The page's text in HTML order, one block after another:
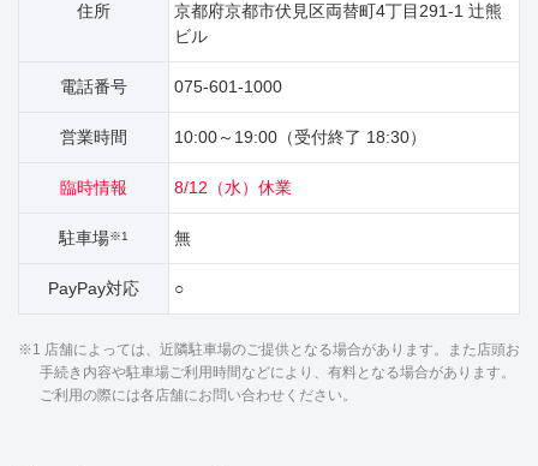
住所
京都府京都市伏見区両替町4丁目291‐1 辻熊
ビル
電話番号 075-601-1000
営業時間 10:00～19:00（受付終了 18:30）
臨時情報 8/12（水）休業
駐車場※1 無
PayPay対応 ○
※1 店舗によっては、近隣駐車場のご提供となる場合があります。また店頭お
手続き内容や駐車場ご利用時間などにより、有料となる場合があります。
ご利用の際には各店舗にお問い合わせください。